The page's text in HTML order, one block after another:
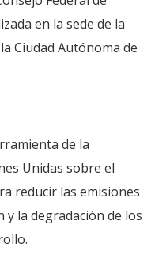
en la sede de la
Ciudad Autónoma de
de la
Unidas sobre el
reducir las emisiones
la degradación de los